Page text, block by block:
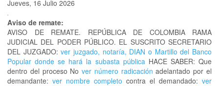
Jueves, 16 Julio 2026
Aviso de remate:
AVISO DE REMATE. REPÚBLICA DE COLOMBIA RAMA
JUDICIAL DEL PODER PÚBLICO. EL SUSCRITO SECRETARIO
DEL JUZGADO: ver juzgado, notaría, DIAN o Martillo del Banco
Popular donde se hará la subasta públicaHACE SABER: Que
dentro del proceso Nover número radicación adelantado por el
demandante: ver nombre completo contra el demandado: ver